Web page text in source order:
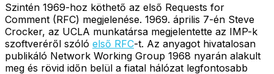
Szintén 1969-hoz köthető az első Requests for
Comment (RFC) megjelenése. 1969. április 7-én Steve
Crocker, az UCLA munkatársa megjelentette az IMP-k
szoftveréről szóló első RFC-t. Az anyagot hivatalosan
publikáló Network Working Group 1968 nyarán alakult
meg és rövid időn belül a fiatal hálózat legfontosabb